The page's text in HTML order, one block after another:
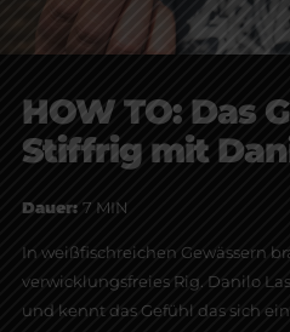
HOW TO: Das
Stiffrig mit
Dauer: 7 MIN
In weißfischreichen Gewässern
verwicklungsfreies Rig. Danilo
und kennt das Gefühl das sich